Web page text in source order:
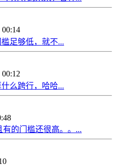
00:14
足够低，就不...
00:12
么跨行，哈哈...
的门槛还很高。。...